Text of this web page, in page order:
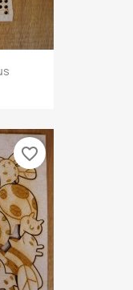
favorite_border